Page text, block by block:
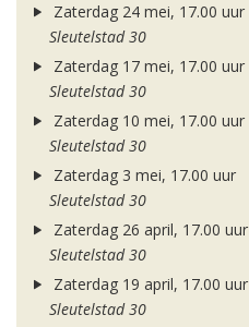
Zaterdag 24 mei, 17.00 uur
Sleutelstad 30
Zaterdag 17 mei, 17.00 uur
Sleutelstad 30
Zaterdag 10 mei, 17.00 uur
Sleutelstad 30
Zaterdag 3 mei, 17.00 uur
Sleutelstad 30
Zaterdag 26 april, 17.00 uur
Sleutelstad 30
Zaterdag 19 april, 17.00 uur
Sleutelstad 30